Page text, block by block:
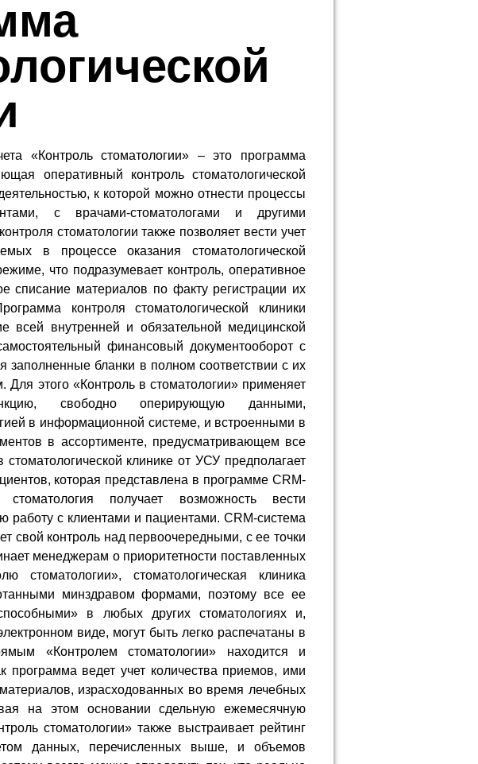
«Контроль стоматологии» – это программа
оперативный контроль стоматологической
к которой можно отнести процессы
с врачами-стоматологами и другими
стоматологии также позволяет вести учет
в процессе оказания стоматологической
что подразумевает контроль, оперативное
списание материалов по факту регистрации их
контроля стоматологической клиники
всей внутренней и обязательной медицинской
финансовый документооборот с
заполненные бланки в полном соответствии с их
этого «Контроль в стоматологии» применяет
свободно оперирующую данными,
в информационной системе, и встроенными в
в ассортименте, предусматривающем все
стоматологической клинике от УСУ предполагает
которая представлена в программе CRM-
получает возможность вести
с клиентами и пациентами. CRM-система
свой контроль над первоочередными, с ее точки
менеджерам о приоритетности поставленных
стоматологии», стоматологическая клиника
минздравом формами, поэтому все ее
в любых других стоматологиях и,
виде, могут быть легко распечатаны в
«Контролем стоматологии» находится и
программа ведет учет количества приемов, ими
израсходованных во время лечебных
на этом основании сдельную ежемесячную
стоматологии» также выстраивает рейтинг
данных, перечисленных выше, и объемов